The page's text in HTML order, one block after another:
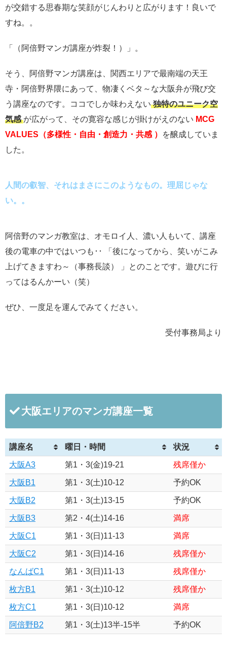
が交錯する思春期な笑顔がじんわりと広がります！良いで
すね。。
「（阿倍野マンガ講座が炸裂！）」。
そう、阿倍野マンガ講座は、関西エリアで最南端の天王
寺・阿倍野界隈にあって、物凄くベタ～な大阪弁が飛び交
う講座なのです。ココでしか味わえない 独特のユニーク空
気感 が広がって、その寛容な感じが掛けがえのない MCG
VALUES（多様性・自由・創造力・共感 ）
を醸成していま
した。
人間の叡智、それはまさにこのようなもの。理屈じゃな
い。。
阿倍野のマンガ教室は、オモロイ人、濃い人もいて、講座
後の電車の中ではいつも･･ 「後になってから、笑いがこみ
上げてきますわ～（事務長談） 」とのことです。遊びに行
ってはるんかーい（笑）
ぜひ、一度足を運んでみてください。
受付事務局より
大阪エリアのマンガ講座一覧
講座名 曜日・時間 状況
大阪A3 第1・3(金)19-21 残席僅か
大阪B1 第1・3(土)10-12 予約OK
大阪B2 第1・3(土)13-15 予約OK
大阪B3 第2・4(土)14-16 満席
大阪C1 第1・3(日)11-13 満席
大阪C2 第1・3(日)14-16 残席僅か
なんばC1 第1・3(日)11-13 残席僅か
枚方B1 第1・3(土)10-12 残席僅か
枚方C1 第1・3(日)10-12 満席
阿倍野B2 第1・3(土)13半-15半 予約OK